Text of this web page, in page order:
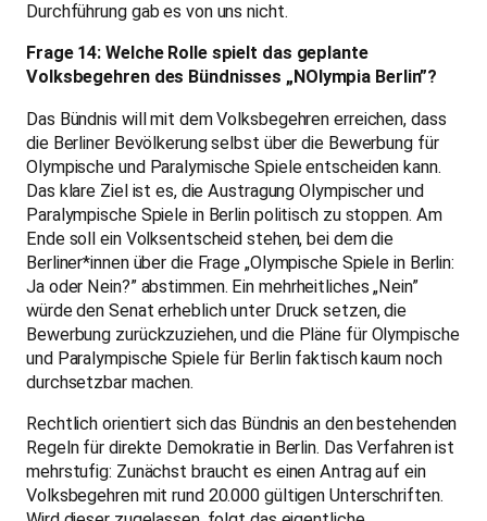
Durchführung gab es von uns nicht.
Frage 14: Welche Rolle spielt das geplante
Volksbegehren des Bündnisses „NOlympia Berlin”?
Das Bündnis will mit dem Volksbegehren erreichen, dass
die Berliner Bevölkerung selbst über die Bewerbung für
Olympische und Paralymische Spiele entscheiden kann.
Das klare Ziel ist es, die Austragung Olympischer und
Paralympische Spiele in Berlin politisch zu stoppen. Am
Ende soll ein Volksentscheid stehen, bei dem die
Berliner*innen über die Frage „Olympische Spiele in Berlin:
Ja oder Nein?” abstimmen. Ein mehrheitliches „Nein”
würde den Senat erheblich unter Druck setzen, die
Bewerbung zurückzuziehen, und die Pläne für Olympische
und Paralympische Spiele für Berlin faktisch kaum noch
durchsetzbar machen.
Rechtlich orientiert sich das Bündnis an den bestehenden
Regeln für direkte Demokratie in Berlin. Das Verfahren ist
mehrstufig: Zunächst braucht es einen Antrag auf ein
Volksbegehren mit rund 20.000 gültigen Unterschriften.